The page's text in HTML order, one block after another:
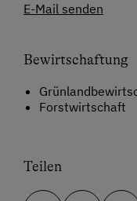
E-Mail senden
Bewirtschaftung
Forstwirtschaft
Teilen